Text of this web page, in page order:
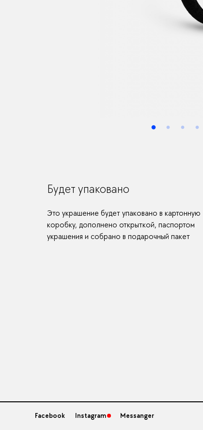
Будет упаковано
Это украшение будет упаковано в картонную
коробку, дополнено открыткой, паспортом
украшения и собрано в подарочный пакет
Facebook Instagram Messanger